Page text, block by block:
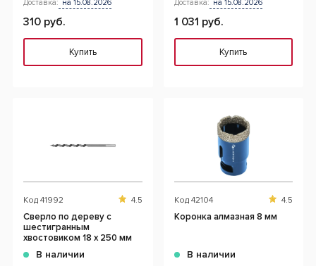
Доставка: на 15.08.2026
310 руб.
Купить
Доставка: на 15.08.2026
1 031 руб.
Купить
Код 41992 4.5
Сверло по дереву с
шестигранным
хвостовиком 18 x 250 мм
В наличии
Код 42104 4.5
Коронка алмазная 8 мм
В наличии